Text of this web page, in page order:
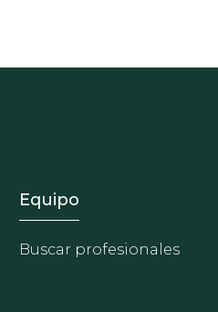
Footer - Equipo
Equipo
Buscar profesionales